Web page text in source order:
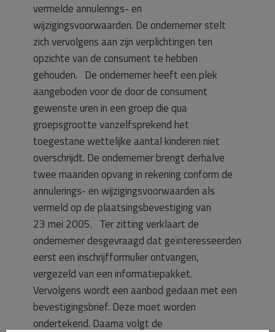
vermelde annulerings- en
wijzigingsvoorwaarden. De ondernemer stelt
zich vervolgens aan zijn verplichtingen ten
opzichte van de consument te hebben
gehouden. De ondernemer heeft een plek
aangeboden voor de door de consument
gewenste uren in een groep die qua
groepsgrootte vanzelfsprekend het
toegestane wettelijke aantal kinderen niet
overschrijdt. De ondernemer brengt derhalve
twee maanden opvang in rekening conform de
annulerings- en wijzigingsvoorwaarden als
vermeld op de plaatsingsbevestiging van
23 mei 2005. Ter zitting verklaart de
ondernemer desgevraagd dat geïnteresseerden
eerst een inschrijfformulier ontvangen,
vergezeld van een informatiepakket.
Vervolgens wordt een aanbod gedaan met een
bevestigingsbrief. Deze moet worden
ondertekend. Daarna volgt de